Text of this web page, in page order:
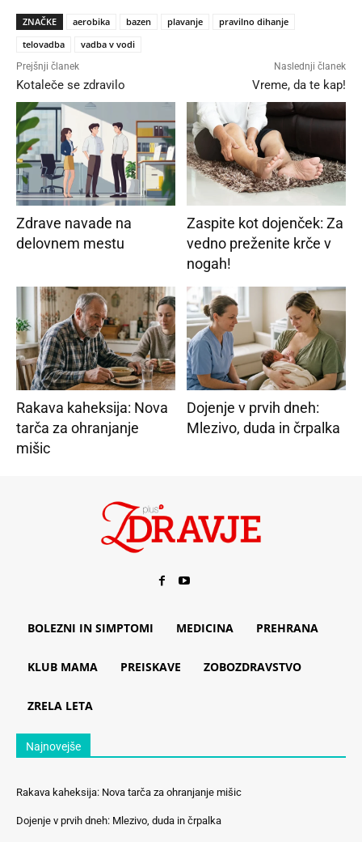
ZNAČKE aerobika bazen plavanje
pravilno dihanje
telovadba
vadba v vodi
Prejšnji članek
Kotaleče se zdravilo
Naslednji članek
Vreme, da te kap!
Zdrave navade na
delovnem mestu
Zaspite kot dojenček: Za
vedno preženite krče v
nogah!
Rakava kaheksija: Nova
tarča za ohranjanje
mišic
Dojenje v prvih dneh:
Mlezivo, duda in črpalka
BOLEZNI IN SIMPTOMI MEDICINA PREHRANA
KLUB MAMA PREISKAVE ZOBOZDRAVSTVO
ZRELA LETA
Najnovejše
Rakava kaheksija: Nova tarča za ohranjanje mišic
Dojenje v prvih dneh: Mlezivo, duda in črpalka